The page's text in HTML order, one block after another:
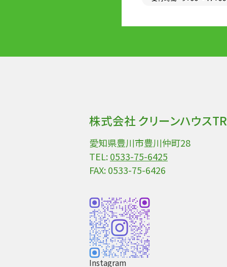
株式会社 クリーンハウス
愛知県豊川市豊川仲町28
TEL:0533-75-6425
FAX: 0533-75-6426
Instagram